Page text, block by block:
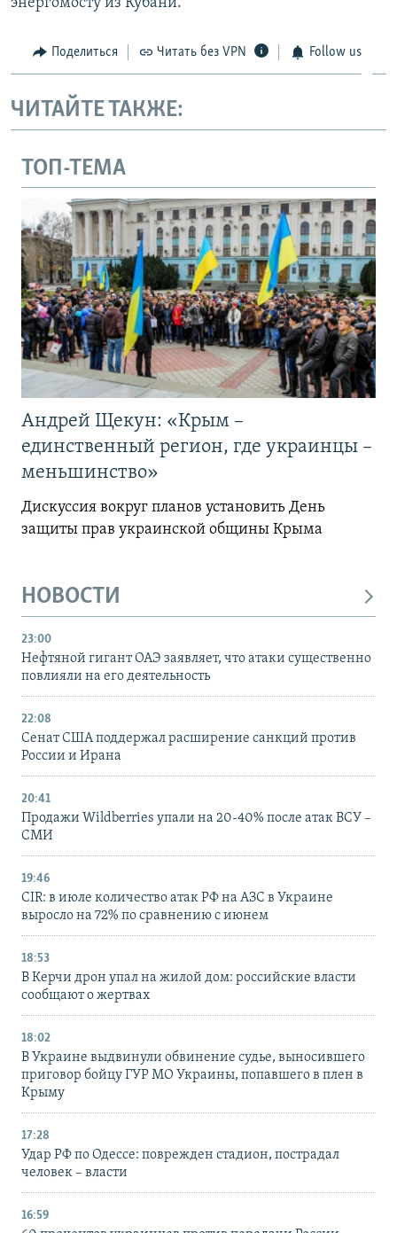
Поделиться Читать без VPN Follow us
ЧИТАЙТЕ ТАКЖЕ:
ТОП-ТЕМА
Андрей Щекун: «Крым –
единственный регион, где украинцы –
меньшинство»
Дискуссия вокруг планов установить День
защиты прав украинской общины Крыма
НОВОСТИ
23:00
Нефтяной гигант ОАЭ заявляет, что атаки существенно
повлияли на его деятельность
22:08
Сенат США поддержал расширение санкций против
России и Ирана
20:41
Продажи Wildberries упали на 20-40% после атак ВСУ –
СМИ
19:46
CIR: в июле количество атак РФ на АЗС в Украине
выросло на 72% по сравнению с июнем
18:53
В Керчи дрон упал на жилой дом: российские власти
сообщают о жертвах
18:02
В Украине выдвинули обвинение судье, выносившего
приговор бойцу ГУР МО Украины, попавшего в плен в
Крыму
17:28
Удар РФ по Одессе: поврежден стадион, пострадал
человек – власти
16:59